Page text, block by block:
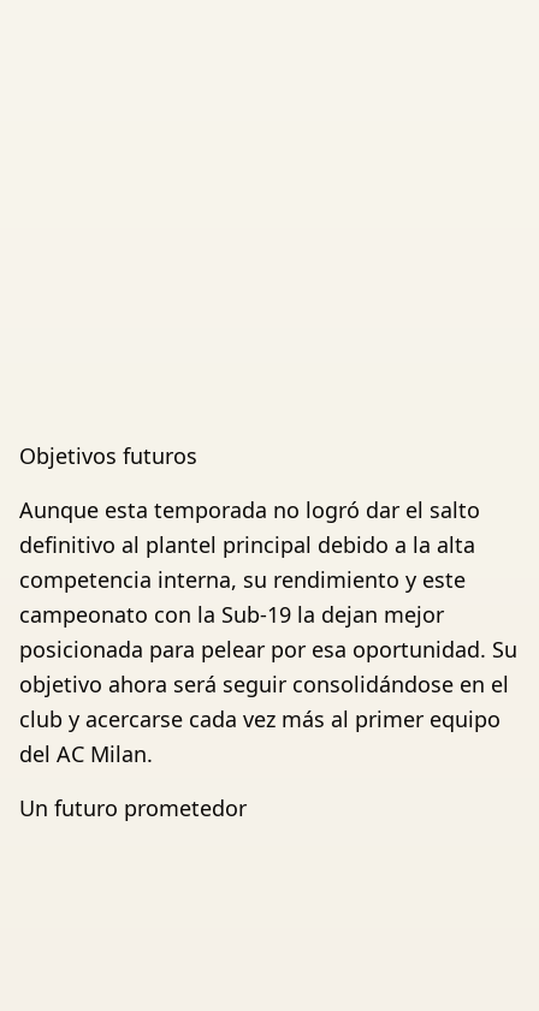
Objetivos futuros
Aunque esta temporada no logró dar el salto
definitivo al plantel principal debido a la alta
competencia interna, su rendimiento y este
campeonato con la Sub-19 la dejan mejor
posicionada para pelear por esa oportunidad. Su
objetivo ahora será seguir consolidándose en el
club y acercarse cada vez más al primer equipo
del AC Milan.
Un futuro prometedor